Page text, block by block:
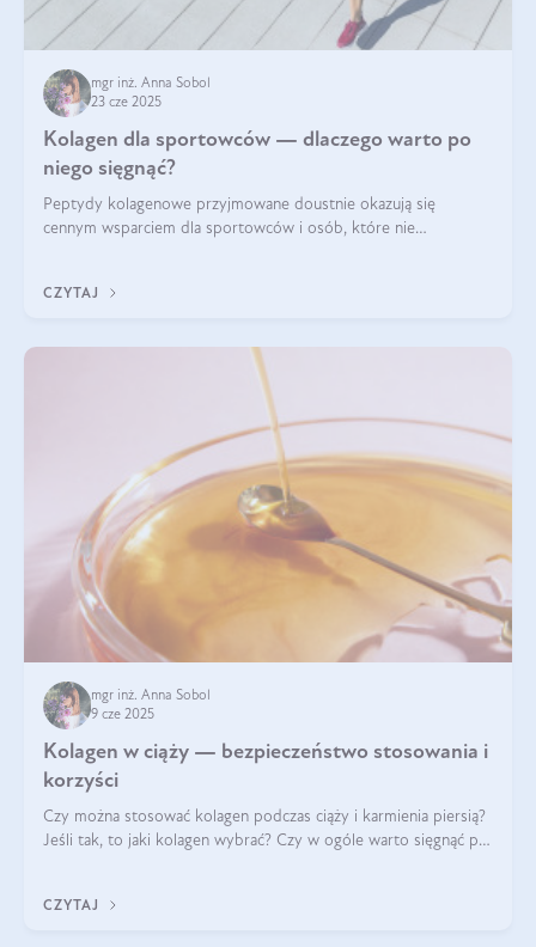
mgr inż. Anna Sobol
23 cze 2025
Kolagen dla sportowców — dlaczego warto po
niego sięgnąć?
Peptydy kolagenowe przyjmowane doustnie okazują się
cennym wsparciem dla sportowców i osób, które nie
CZYTAJ
mgr inż. Anna Sobol
9 cze 2025
Kolagen w ciąży — bezpieczeństwo stosowania i
korzyści
Czy można stosować kolagen podczas ciąży i karmienia piersią?
Jeśli tak, to jaki kolagen wybrać? Czy w ogóle warto sięgnąć po
CZYTAJ